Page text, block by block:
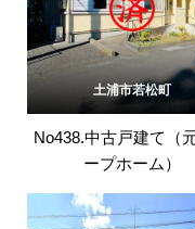
土浦市若松町
No438.中古戸建て（
ープホーム）